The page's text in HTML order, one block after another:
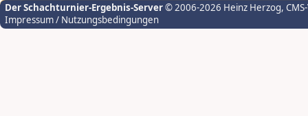
Der Schachturnier-Ergebnis-Server© 2006-2026 Heinz Herzog,
Impressum / Nutzungsbedingungen